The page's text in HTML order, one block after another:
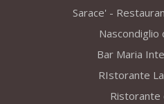
Sarace' -
Nascondiglio
Bar Maria
RIstorante
Ristorante